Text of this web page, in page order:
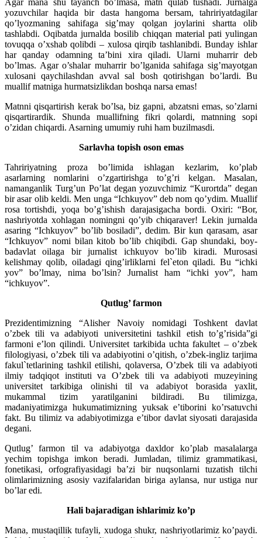
Agar mana shu tayanch bo’lmasa, matn qulab tushadi. Jurnalga
yozuvchilar haqida bir dasta hangoma bersam, tahririyatdagilar
qo’lyozmaning sahifaga sig’may qolgan joylarini shartta olib
tashlabdi. Oqibatda jurnalda bosilib chiqqan material pati yulingan
tovuqqa o’xshab qolibdi – xulosa qirqib tashlanibdi. Bunday ishlar
har qanday odamning ta’bini xira qiladi. Ularni muharrir deb
bo’lmas. Agar o’shalar muharrir bo’lganida sahifaga sig’mayotgan
xulosani qaychilashdan avval sal bosh qotirishgan bo’lardi. Bu
muallif matniga hurmatsizlikdan boshqa narsa emas!
Matnni qisqartirish kerak bo’lsa, biz gapni, abzatsni emas, so’zlarni
qisqartirardik. Shunda muallifning fikri qolardi, matnning sopi
o’zidan chiqardi. Asarning umumiy ruhi ham buzilmasdi.
Sarlavha topish oson emas
Tahririyatning proza bo’limida ishlagan kezlarim, ko’plab
asarlarning nomlarini o’zgartirishga to’g’ri kelgan. Masalan,
namanganlik Turg’un Po’lat degan yozuvchimiz “Kurortda” degan
bir asar olib keldi. Men unga “Ichkuyov” deb nom qo’ydim. Muallif
rosa tortishdi, yoqa bo’g’ishish darajasigacha bordi. Oxiri: “Bor,
nashriyotda xohlagan nomingni qo’yib chiqaraver! Lekin jurnalda
asaring “Ichkuyov” bo’lib bosiladi”, dedim. Bir kun qarasam, asar
“Ichkuyov” nomi bilan kitob bo’lib chiqibdi. Gap shundaki, boy-
badavlat oilaga bir jurnalist ichkuyov bo’lib kiradi. Murosasi
kelishmay qolib, oiladagi qing’irliklarni fel`eton qiladi. Bu “ichki
yov” bo’lmay, nima bo’lsin? Jurnalist ham “ichki yov”, ham
“ichkuyov”.
Qutlug’ farmon
Prezidentimizning “Alisher Navoiy nomidagi Toshkent davlat
o’zbek tili va adabiyoti universitetini tashkil etish to’g’risida”gi
farmoni e’lon qilindi. Universitet tarkibida uchta fakultet – o’zbek
filologiyasi, o’zbek tili va adabiyotini o’qitish, o’zbek-ingliz tarjima
fakul`tetlarining tashkil etilishi, qolaversa, O’zbek tili va adabiyoti
ilmiy tadqiqot instituti va O’zbek tili va adabiyoti muze­yining
universitet tarkibiga olinishi til va adabiyot borasida yaxlit,
mukammal tizim yaratilganini bildiradi. Bu tilimizga,
madaniyatimizga hukumatimizning yuksak e’tiborini ko’rsatuvchi
fakt. Bu tilimiz va adabiyotimizga e’tibor davlat siyosati darajasida
degani.
Qutlug’ farmon til va adabiyotga daxldor ko’plab masalalarga
yechim topishga imkon beradi. Jumladan, tilimiz grammatikasi,
fonetikasi, orfografiyasidagi ba’zi bir nuqsonlarni tuzatish tilchi
olimlarimizning asosiy vazifalaridan biriga aylansa, nur ustiga nur
bo’lar edi.
Hali bajaradigan ishlarimiz ko’p
Mana, mustaqillik tufayli, xudoga shukr, nashriyotlarimiz ko’paydi.